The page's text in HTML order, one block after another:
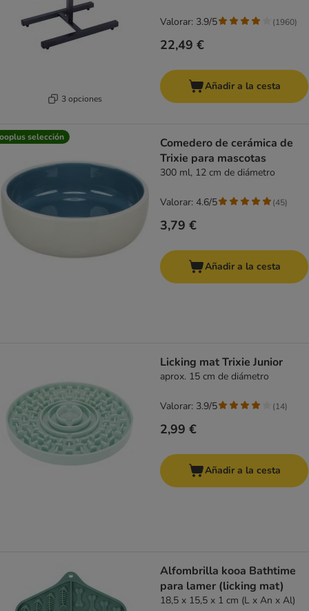
3 opciones
22,49 €
Valorar: 3.9/5 (1960)
Añadir a la cesta
selección
Comedero de cerámica de
Trixie para mascotas
300 ml, 12 cm de diámetro
3,79 €
Valorar: 4.6/5 (45)
Añadir a la cesta
Licking mat Trixie Junior
aprox. 15 cm de diámetro
2,99 €
Valorar: 3.9/5 (14)
Añadir a la cesta
Alfombrilla kooa Bathtime
para lamer (licking mat)
18,5 x 15,5 x 1 cm (L x An x Al)